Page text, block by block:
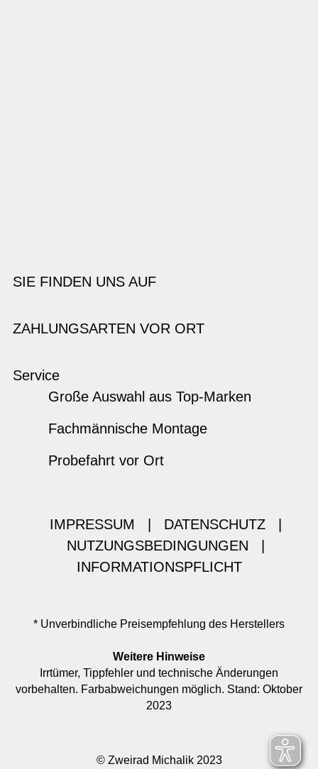
SIE FINDEN UNS AUF
ZAHLUNGSARTEN VOR ORT
Service
Große Auswahl aus Top-Marken
Fachmännische Montage
Probefahrt vor Ort
IMPRESSUM DATENSCHUTZ
NUTZUNGSBEDINGUNGEN
INFORMATIONSPFLICHT
* Unverbindliche Preisempfehlung des Herstellers
Weitere Hinweise
Irrtümer, Tippfehler und technische Änderungen
vorbehalten. Farbabweichungen möglich. Stand: Oktober
2023
© Zweirad Michalik 2023